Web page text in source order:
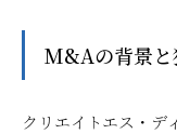
M&Aの背景と
クリエイトエス・デ